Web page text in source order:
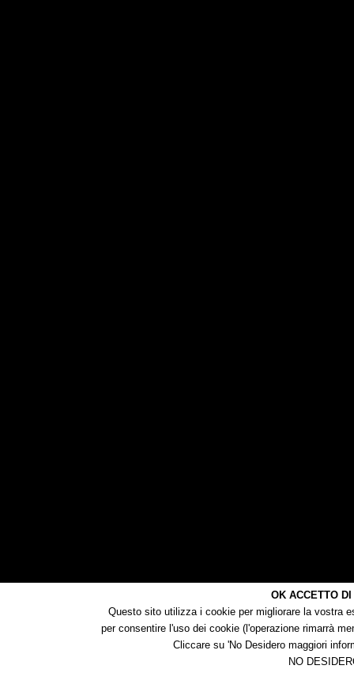
OK ACCETTO
Questo sito utilizza i cookie per migliorare la vostra
per consentire l'uso dei cookie (l'operazione rimarrà
Cliccare su 'No Desidero maggiori
NO